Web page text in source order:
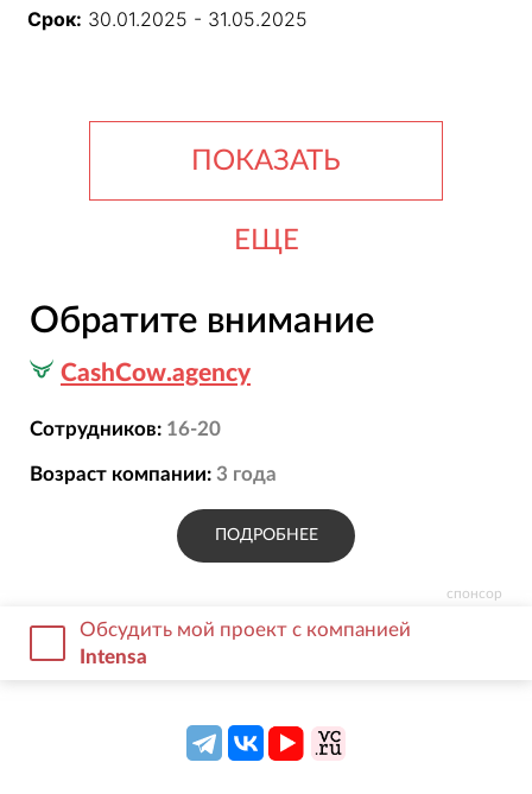
Срок: 30.01.2025 - 31.05.2025
ПОКАЗАТЬ
ЕЩЕ
спонсор
Обратите внимание
CashCow.agency
Сотрудников: 16-20
Возраст компании: 3 года
ПОДРОБНЕЕ
Обсудить мой проект с компанией
Intensa